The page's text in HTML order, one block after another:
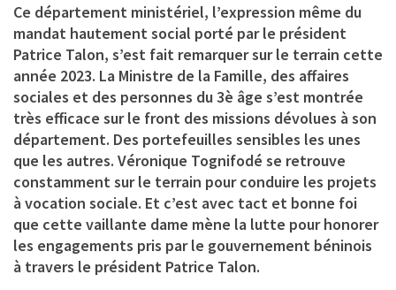
Ce département ministériel, l’expression même du
mandat hautement social porté par le président
Patrice Talon, s’est fait remarquer sur le terrain cette
année 2023. La Ministre de la Famille, des affaires
sociales et des personnes du 3è âge s’est montrée
très efficace sur le front des missions dévolues à son
département. Des portefeuilles sensibles les unes
que les autres. Véronique Tognifodé se retrouve
constamment sur le terrain pour conduire les projets
à vocation sociale. Et c’est avec tact et bonne foi
que cette vaillante dame mène la lutte pour honorer
les engagements pris par le gouvernement béninois
à travers le président Patrice Talon.